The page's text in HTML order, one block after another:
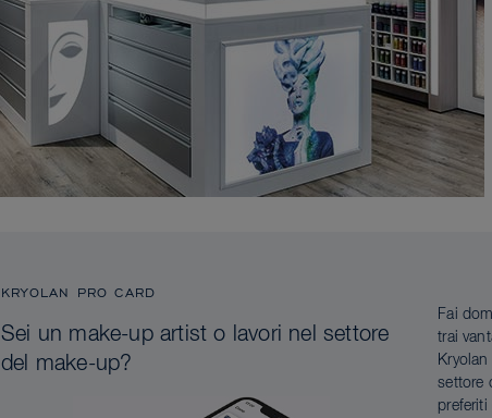
KRYOLAN PRO CARD
Sei un make-up artist o lavori nel settore
del make-up?
Fai
trai
settore
preferiti